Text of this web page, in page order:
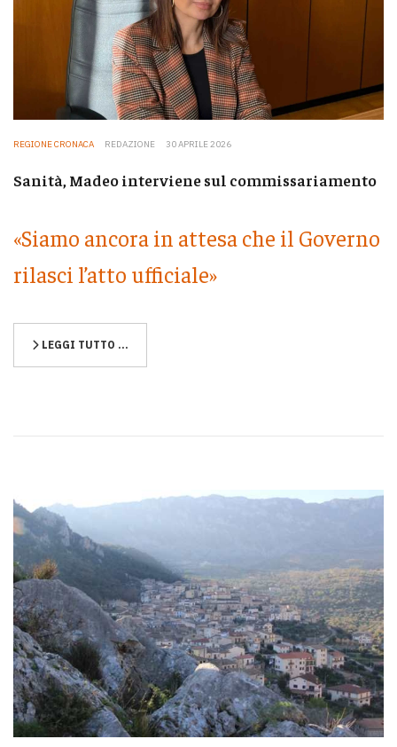
REGIONE CRONACA REDAZIONE 30 APRILE 2026
Sanità, Madeo interviene sul commissariamento
«Siamo ancora in attesa che il Governo
rilasci l’atto ufficiale»
LEGGI TUTTO …